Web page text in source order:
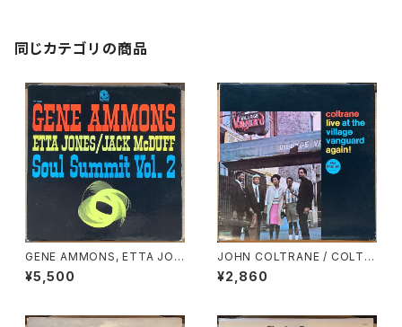
同じカテゴリの商品
GENE AMMONS, ETTA JON
ES, JACK McDUFF / SOUL
SUMMIT VOL.2
¥5,500
JOHN COLTRANE / COLTR
ANE LIVE AT THE VILLAGE
VANGUARD AGAIN!
¥2,860